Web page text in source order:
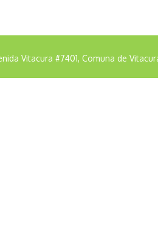
Vitacura #7401, Comuna de